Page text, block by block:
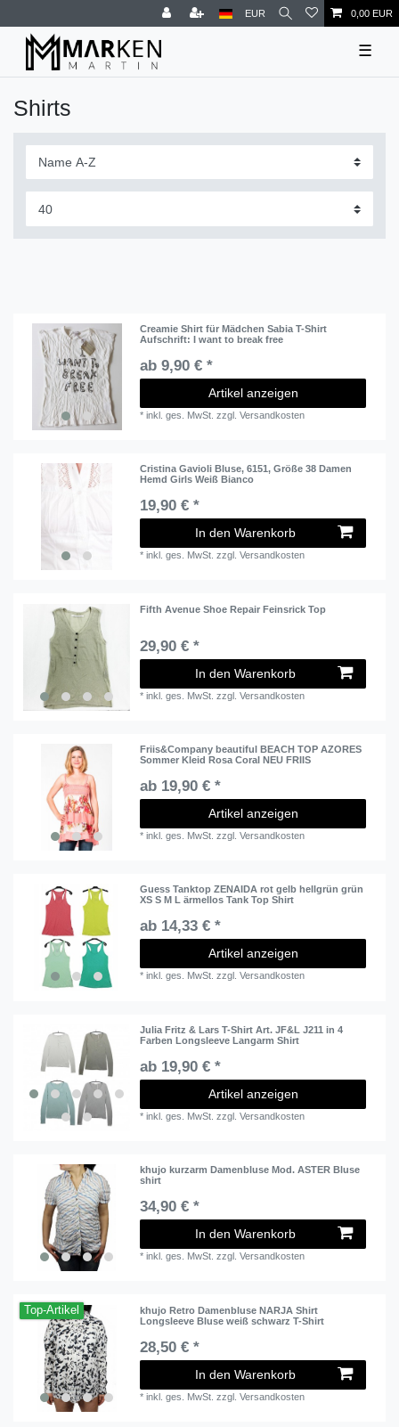
EUR 0,00 EUR
☰
Shirts
Creamie Shirt für Mädchen Sabia T-Shirt
Aufschrift: I want to break free
ab 9,90 € *
Artikel anzeigen
*inkl. ges. MwSt. zzgl.Versandkosten
Cristina Gavioli Bluse, 6151, Größe 38 Damen
Hemd Girls Weiß Bianco
19,90 € *
In den Warenkorb
*inkl. ges. MwSt. zzgl.Versandkosten
Fifth Avenue Shoe Repair Feinsrick Top
29,90 € *
In den Warenkorb
*inkl. ges. MwSt. zzgl.Versandkosten
Friis&Company beautiful BEACH TOP AZORES
Sommer Kleid Rosa Coral NEU FRIIS
ab 19,90 € *
Artikel anzeigen
*inkl. ges. MwSt. zzgl.Versandkosten
Guess Tanktop ZENAIDA rot gelb hellgrün grün
XS S M L ärmellos Tank Top Shirt
ab 14,33 € *
Artikel anzeigen
*inkl. ges. MwSt. zzgl.Versandkosten
Julia Fritz & Lars T-Shirt Art. JF&L J211 in 4
Farben Longsleeve Langarm Shirt
ab 19,90 € *
Artikel anzeigen
*inkl. ges. MwSt. zzgl.Versandkosten
khujo kurzarm Damenbluse Mod. ASTER Bluse
shirt
34,90 € *
In den Warenkorb
*inkl. ges. MwSt. zzgl.Versandkosten
Top-Artikel
khujo Retro Damenbluse NARJA Shirt
Longsleeve Bluse weiß schwarz T-Shirt
28,50 € *
In den Warenkorb
*inkl. ges. MwSt. zzgl.Versandkosten